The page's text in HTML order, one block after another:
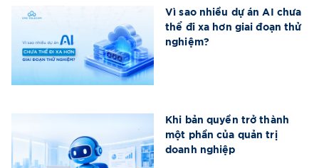
Vì sao nhiều dự án AI chưa
thể đi xa hơn giai đoạn thử
nghiệm?
Khi bản quyền trở thành
một phần của quản trị
doanh nghiệp